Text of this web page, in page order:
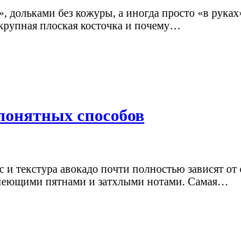
без кожуры, а иногда просто «в
плоская косточка и почему…
способов
текстура авокадо почти полностью зависят
пятнами и затхлыми нотами. Самая…